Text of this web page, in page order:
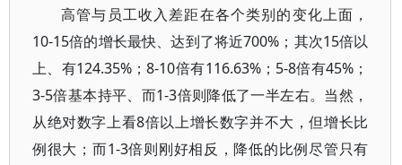
高管与员工收入差距在各个类别的变化上面，
10-15倍的增长最快、达到了将近700%；其次15倍以
上、有124.35%；8-10倍有116.63%；5-8倍有45%；
3-5倍基本持平、而1-3倍则降低了一半左右。当然，
从绝对数字上看8倍以上增长数字并不大，但增长比
例很大；而1-3倍则刚好相反，降低的比例尽管只有